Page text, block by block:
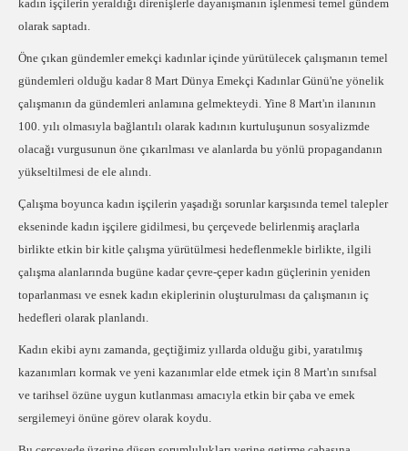
kadın işçilerin yeraldığı direnişlerle dayanışmanın işlenmesi temel gündem
olarak saptadı.
Öne çıkan gündemler emekçi kadınlar içinde yürütülecek çalışmanın temel
gündemleri olduğu kadar 8 Mart Dünya Emekçi Kadınlar Günü'ne yönelik
çalışmanın da gündemleri anlamına gelmekteydi. Yine 8 Mart'ın ilanının
100. yılı olmasıyla bağlantılı olarak kadının kurtuluşunun sosyalizmde
olacağı vurgusunun öne çıkarılması ve alanlarda bu yönlü propagandanın
yükseltilmesi de ele alındı.
Çalışma boyunca kadın işçilerin yaşadığı sorunlar karşısında temel talepler
ekseninde kadın işçilere gidilmesi, bu çerçevede belirlenmiş araçlarla
birlikte etkin bir kitle çalışma yürütülmesi hedeflenmekle birlikte, ilgili
çalışma alanlarında bugüne kadar çevre-çeper kadın güçlerinin yeniden
toparlanması ve esnek kadın ekiplerinin oluşturulması da çalışmanın iç
hedefleri olarak planlandı.
Kadın ekibi aynı zamanda, geçtiğimiz yıllarda olduğu gibi, yaratılmış
kazanımları kormak ve yeni kazanımlar elde etmek için 8 Mart'ın sınıfsal
ve tarihsel özüne uygun kutlanması amacıyla etkin bir çaba ve emek
sergilemeyi önüne görev olarak koydu.